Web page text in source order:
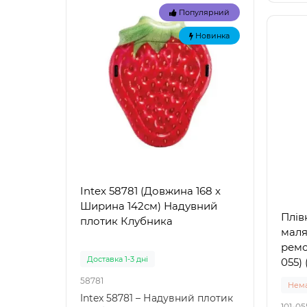
Популярний
Новинка
Intex 58781 (Довжина 168 x
Ширина 142см) Надувний
плотик Клубника
Доставка 1-3 дні
58781
Intex 58781 – Надувний плотик
57100
055)